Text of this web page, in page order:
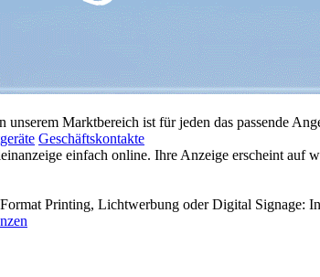
unserem Marktbereich ist für jeden das passende
Geschäftskontakte
einfach online. Ihre Anzeige erscheint
Printing, Lichtwerbung oder Digital Signage: